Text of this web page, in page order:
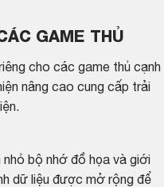
GAME THỦ
cho các game thủ cạnh
nâng cao cung cấp trải
bộ nhớ đồ họa và giới
dữ liệu được mở rộng để